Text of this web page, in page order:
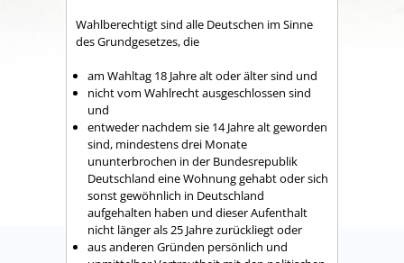
Wahlberechtigt sind alle Deutschen im Sinne
des Grundgesetzes, die
am Wahltag 18 Jahre alt oder älter sind und
nicht vom Wahlrecht ausgeschlossen sind
und
entweder nachdem sie 14 Jahre alt geworden
sind, mindestens drei Monate
ununterbrochen in der Bundesrepublik
Deutschland eine Wohnung gehabt oder sich
sonst gewöhnlich in Deutschland
aufgehalten haben und dieser Aufenthalt
nicht länger als 25 Jahre zurückliegt oder
aus anderen Gründen persönlich und